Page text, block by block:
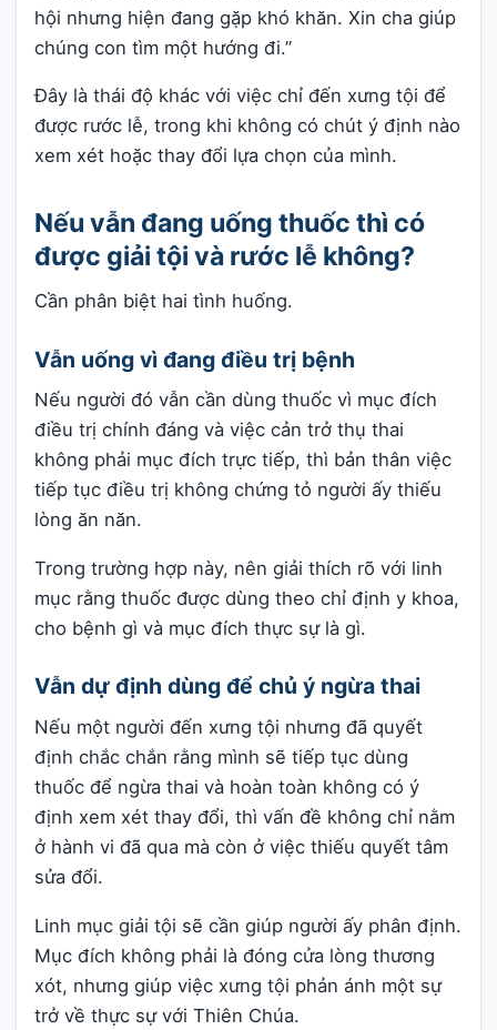
hội nhưng hiện đang gặp khó khăn. Xin cha giúp
chúng con tìm một hướng đi.”
Đây là thái độ khác với việc chỉ đến xưng tội để
được rước lễ, trong khi không có chút ý định nào
xem xét hoặc thay đổi lựa chọn của mình.
Nếu vẫn đang uống thuốc thì có
được giải tội và rước lễ không?
Cần phân biệt hai tình huống.
Vẫn uống vì đang điều trị bệnh
Nếu người đó vẫn cần dùng thuốc vì mục đích
điều trị chính đáng và việc cản trở thụ thai
không phải mục đích trực tiếp, thì bản thân việc
tiếp tục điều trị không chứng tỏ người ấy thiếu
lòng ăn năn.
Trong trường hợp này, nên giải thích rõ với linh
mục rằng thuốc được dùng theo chỉ định y khoa,
cho bệnh gì và mục đích thực sự là gì.
Vẫn dự định dùng để chủ ý ngừa thai
Nếu một người đến xưng tội nhưng đã quyết
định chắc chắn rằng mình sẽ tiếp tục dùng
thuốc để ngừa thai và hoàn toàn không có ý
định xem xét thay đổi, thì vấn đề không chỉ nằm
ở hành vi đã qua mà còn ở việc thiếu quyết tâm
sửa đổi.
Linh mục giải tội sẽ cần giúp người ấy phân định.
Mục đích không phải là đóng cửa lòng thương
xót, nhưng giúp việc xưng tội phản ánh một sự
trở về thực sự với Thiên Chúa.